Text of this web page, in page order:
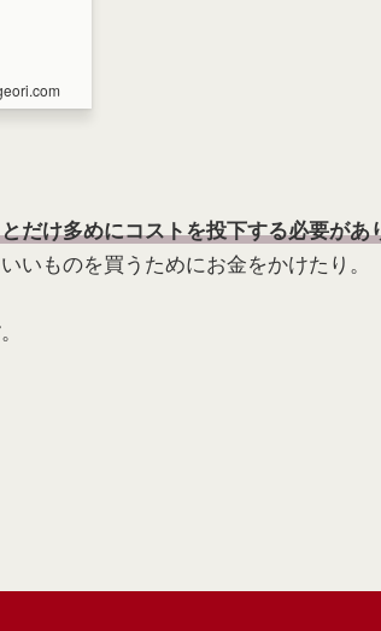
だけ多めにコストを投下する必要があ
いものを買うためにお金をかけたり。
。